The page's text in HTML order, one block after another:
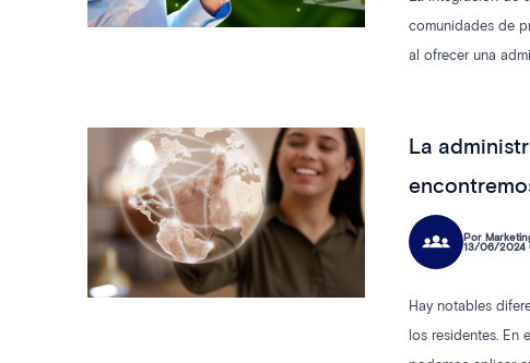
comunidades de
al ofrecer una
La
Por
13/06/2024
Hay notables
los residentes.